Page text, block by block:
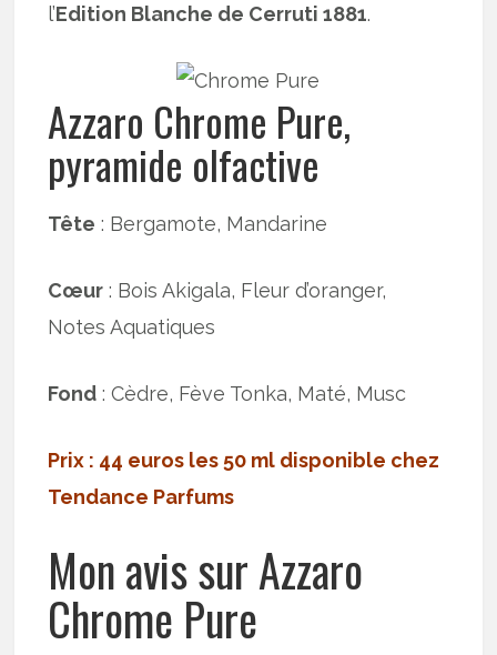
l’Edition Blanche de Cerruti 1881.
Azzaro Chrome Pure,
pyramide olfactive
Tête : Bergamote, Mandarine
Cœur : Bois Akigala, Fleur d’oranger,
Notes Aquatiques
Fond : Cèdre, Fève Tonka, Maté, Musc
Prix : 44 euros les 50 ml disponible chez
Tendance Parfums
Mon avis sur Azzaro
Chrome Pure